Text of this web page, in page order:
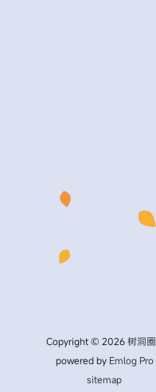
Copyright © 2026树洞圈
powered by Emlog Pro
sitemap